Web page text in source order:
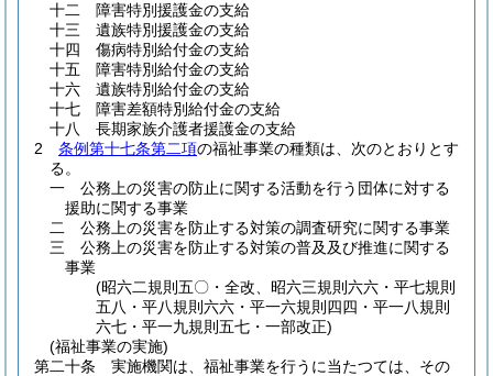
十二
障害特別援護金の支給
十三
遺族特別援護金の支給
十四
傷病特別給付金の支給
十五
障害特別給付金の支給
十六
遺族特別給付金の支給
十七
障害差額特別給付金の支給
十八
長期家族介護者援護金の支給
2
条例第十七条第二項の福祉事業の種類は、次のとおりとす
る。
一
公務上の災害の防止に関する活動を行う団体に対する
援助に関する事業
二
公務上の災害を防止する対策の調査研究に関する事業
三
公務上の災害を防止する対策の普及及び推進に関する
事業
(昭六二規則五〇・全改、昭六三規則六六・平七規則
五八・平八規則六六・平一六規則四四・平一八規則
六七・平一九規則五七・一部改正)
(福祉事業の実施)
第二十条
実施機関は、福祉事業を行うに当たつては、その